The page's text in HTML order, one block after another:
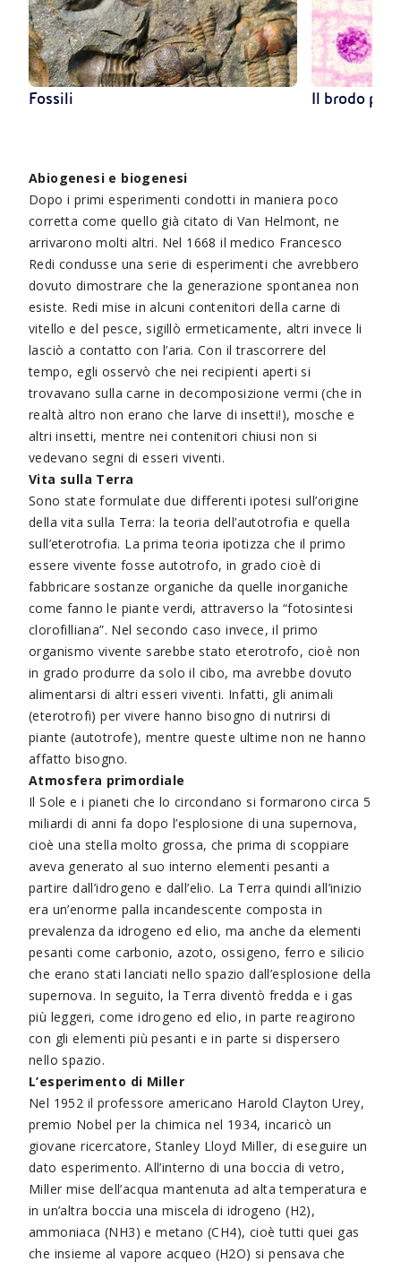
Fossili Il brodo
Abiogenesi e biogenesi
Dopo i primi esperimenti condotti in maniera poco
corretta come quello già citato di Van Helmont, ne
arrivarono molti altri. Nel 1668 il medico Francesco
Redi condusse una serie di esperimenti che avrebbero
dovuto dimostrare che la generazione spontanea non
esiste. Redi mise in alcuni contenitori della carne di
vitello e del pesce, sigillò ermeticamente, altri invece li
lasciò a contatto con l’aria. Con il trascorrere del
tempo, egli osservò che nei recipienti aperti si
trovavano sulla carne in decomposizione vermi (che in
realtà altro non erano che larve di insetti!), mosche e
altri insetti, mentre nei contenitori chiusi non si
vedevano segni di esseri viventi.
Vita sulla Terra
Sono state formulate due differenti ipotesi sull’origine
della vita sulla Terra: la teoria dell’autotrofia e quella
sull’eterotrofia. La prima teoria ipotizza che il primo
essere vivente fosse autotrofo, in grado cioè di
fabbricare sostanze organiche da quelle inorganiche
come fanno le piante verdi, attraverso la “fotosintesi
clorofilliana”. Nel secondo caso invece, il primo
organismo vivente sarebbe stato eterotrofo, cioè non
in grado produrre da solo il cibo, ma avrebbe dovuto
alimentarsi di altri esseri viventi. Infatti, gli animali
(eterotrofi) per vivere hanno bisogno di nutrirsi di
piante (autotrofe), mentre queste ultime non ne hanno
affatto bisogno.
Atmosfera primordiale
Il Sole e i pianeti che lo circondano si formarono circa 5
miliardi di anni fa dopo l’esplosione di una supernova,
cioè una stella molto grossa, che prima di scoppiare
aveva generato al suo interno elementi pesanti a
partire dall’idrogeno e dall’elio. La Terra quindi all’inizio
era un’enorme palla incandescente composta in
prevalenza da idrogeno ed elio, ma anche da elementi
pesanti come carbonio, azoto, ossigeno, ferro e silicio
che erano stati lanciati nello spazio dall’esplosione della
supernova. In seguito, la Terra diventò fredda e i gas
più leggeri, come idrogeno ed elio, in parte reagirono
con gli elementi più pesanti e in parte si dispersero
nello spazio.
L’esperimento di Miller
Nel 1952 il professore americano Harold Clayton Urey,
premio Nobel per la chimica nel 1934, incaricò un
giovane ricercatore, Stanley Lloyd Miller, di eseguire un
dato esperimento. All’interno di una boccia di vetro,
Miller mise dell’acqua mantenuta ad alta temperatura e
in un’altra boccia una miscela di idrogeno (H2),
ammoniaca (NH3) e metano (CH4), cioè tutti quei gas
che insieme al vapore acqueo (H2O) si pensava che